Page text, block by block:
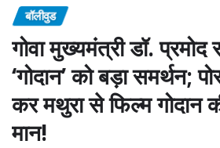
बॉलीवुड
गोवा मुख्यमंत्री डॉ. प्रमोद
‘गोदान’ को बड़ा समर्थन;
कर मथुरा से फिल्म गोदान
मान!